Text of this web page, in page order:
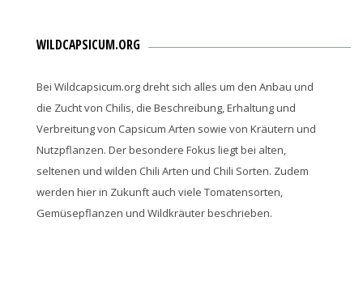
WILDCAPSICUM.ORG
Bei Wildcapsicum.org dreht sich alles um den Anbau und
die Zucht von Chilis, die Beschreibung, Erhaltung und
Verbreitung von Capsicum Arten sowie von Kräutern und
Nutzpflanzen. Der besondere Fokus liegt bei alten,
seltenen und wilden Chili Arten und Chili Sorten. Zudem
werden hier in Zukunft auch viele Tomatensorten,
Gemüsepflanzen und Wildkräuter beschrieben.